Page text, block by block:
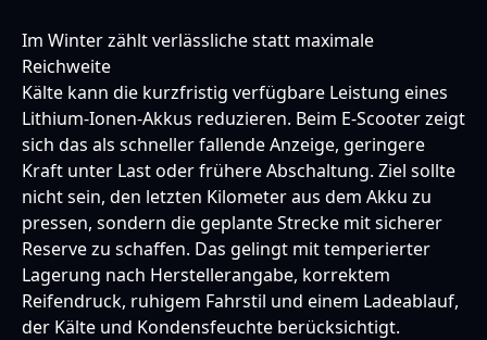
Im Winter zählt verlässliche statt maximale
Reichweite
Kälte kann die kurzfristig verfügbare Leistung eines
Lithium-Ionen-Akkus reduzieren. Beim E-Scooter zeigt
sich das als schneller fallende Anzeige, geringere
Kraft unter Last oder frühere Abschaltung. Ziel sollte
nicht sein, den letzten Kilometer aus dem Akku zu
pressen, sondern die geplante Strecke mit sicherer
Reserve zu schaffen. Das gelingt mit temperierter
Lagerung nach Herstellerangabe, korrektem
Reifendruck, ruhigem Fahrstil und einem Ladeablauf,
der Kälte und Kondensfeuchte berücksichtigt.